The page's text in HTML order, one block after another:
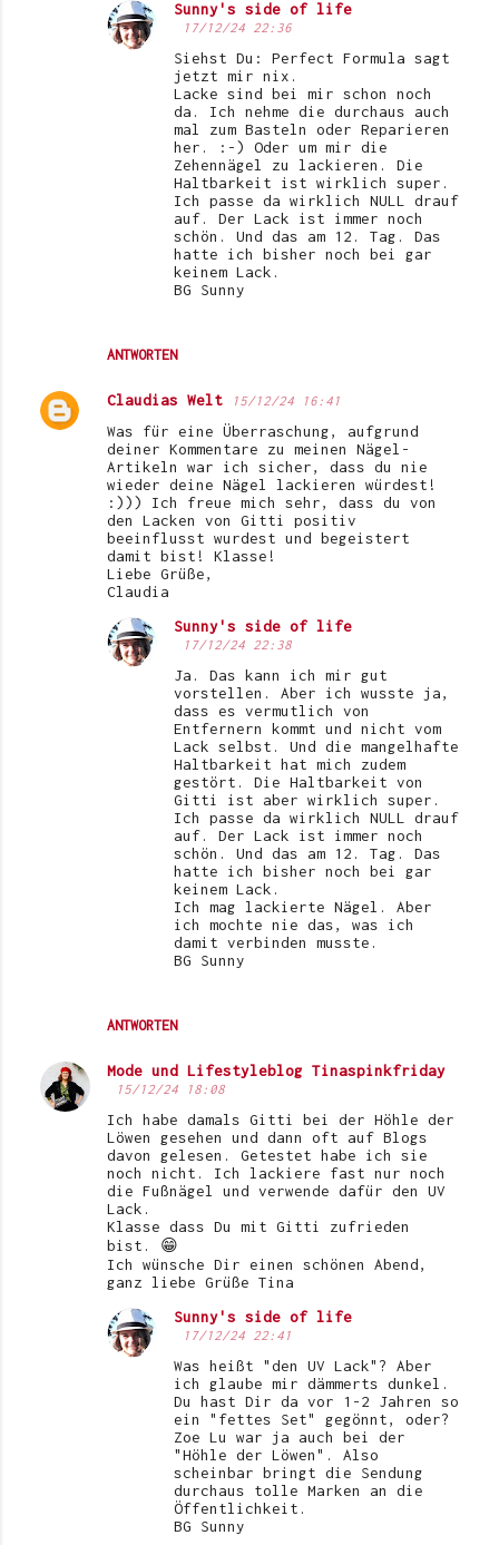
ANTWORTEN
Sunny's side of life
17/12/24 22:36
Siehst Du: Perfect Formula sagt
jetzt mir nix.
Lacke sind bei mir schon noch
da. Ich nehme die durchaus auch
mal zum Basteln oder Reparieren
her. :-) Oder um mir die
Zehennägel zu lackieren. Die
Haltbarkeit ist wirklich super.
Ich passe da wirklich NULL drauf
auf. Der Lack ist immer noch
schön. Und das am 12. Tag. Das
hatte ich bisher noch bei gar
keinem Lack.
BG Sunny
Claudias Welt 15/12/24 16:41
Was für eine Überraschung, aufgrund
deiner Kommentare zu meinen Nägel-
Artikeln war ich sicher, dass du nie
wieder deine Nägel lackieren würdest!
:))) Ich freue mich sehr, dass du von
den Lacken von Gitti positiv
beeinflusst wurdest und begeistert
damit bist! Klasse!
Liebe Grüße,
Claudia
ANTWORTEN
Sunny's side of life
17/12/24 22:38
Ja. Das kann ich mir gut
vorstellen. Aber ich wusste ja,
dass es vermutlich von
Entfernern kommt und nicht vom
Lack selbst. Und die mangelhafte
Haltbarkeit hat mich zudem
gestört. Die Haltbarkeit von
Gitti ist aber wirklich super.
Ich passe da wirklich NULL drauf
auf. Der Lack ist immer noch
schön. Und das am 12. Tag. Das
hatte ich bisher noch bei gar
keinem Lack.
Ich mag lackierte Nägel. Aber
ich mochte nie das, was ich
damit verbinden musste.
BG Sunny
Mode und Lifestyleblog Tinaspinkfriday
15/12/24 18:08
Ich habe damals Gitti bei der Höhle der
Löwen gesehen und dann oft auf Blogs
davon gelesen. Getestet habe ich sie
noch nicht. Ich lackiere fast nur noch
die Fußnägel und verwende dafür den UV
Lack.
Klasse dass Du mit Gitti zufrieden
bist. 😁
Ich wünsche Dir einen schönen Abend,
ganz liebe Grüße Tina
Sunny's side of life
17/12/24 22:41
Was heißt "den UV Lack"? Aber
ich glaube mir dämmerts dunkel.
Du hast Dir da vor 1-2 Jahren so
ein "fettes Set" gegönnt, oder?
Zoe Lu war ja auch bei der
"Höhle der Löwen". Also
scheinbar bringt die Sendung
durchaus tolle Marken an die
Öffentlichkeit.
BG Sunny